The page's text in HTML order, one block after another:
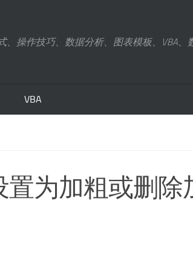
、操作技巧、数据分析、图表模板、VBA、
VBA
置为加粗或删除